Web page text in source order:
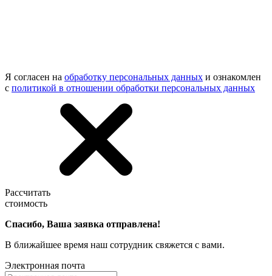
Я согласен на обработку персональных данных и ознакомлен
с политикой в отношении обработки персональных данных
Рассчитать
стоимость
Спасибо, Ваша заявка отправлена!
В ближайшее время наш сотрудник свяжется с вами.
Электронная почта